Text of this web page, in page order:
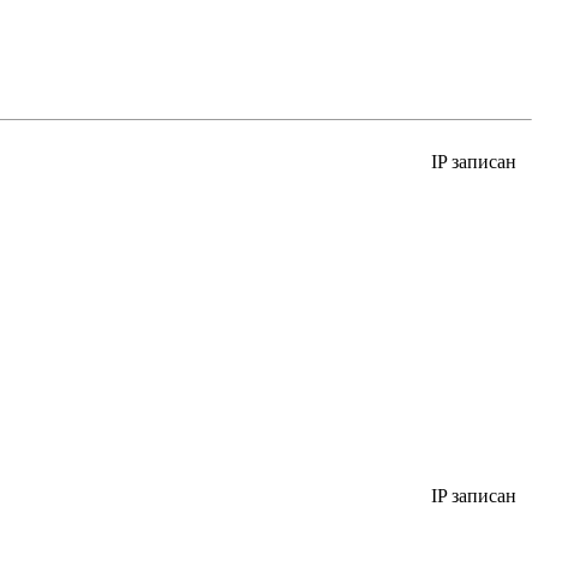
IP записан
IP записан